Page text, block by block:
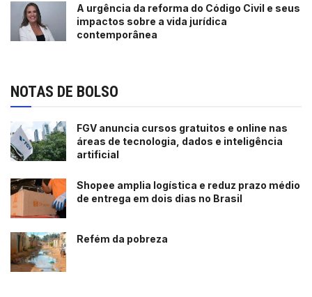
A urgência da reforma do Código Civil e seus
impactos sobre a vida jurídica
contemporânea
NOTAS DE BOLSO
FGV anuncia cursos gratuitos e online nas
áreas de tecnologia, dados e inteligência
artificial
Shopee amplia logística e reduz prazo médio
de entrega em dois dias no Brasil
Refém da pobreza